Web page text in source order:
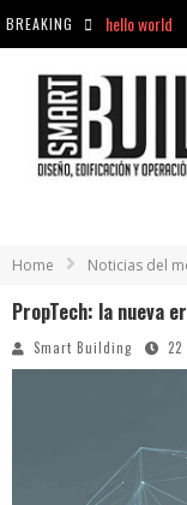
BREAKING
hello world
hello world
Home Noticias del
PropTech: la nueva
Smart Building